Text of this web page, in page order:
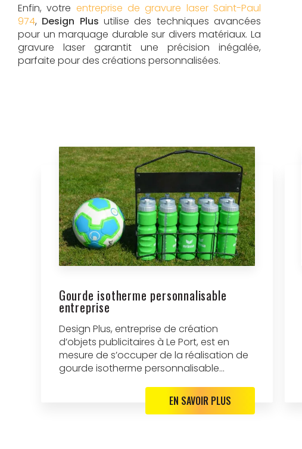
Enfin, votre entreprise de gravure laser Saint-Paul
974, Design Plus utilise des techniques avancées
pour un marquage durable sur divers matériaux. La
gravure laser garantit une précision inégalée,
parfaite pour des créations personnalisées.
Gourde isotherme personnalisable
entreprise
Design Plus, entreprise de création
d’objets publicitaires à Le Port, est en
mesure de s’occuper de la réalisation de
gourde isotherme personnalisable...
EN SAVOIR PLUS